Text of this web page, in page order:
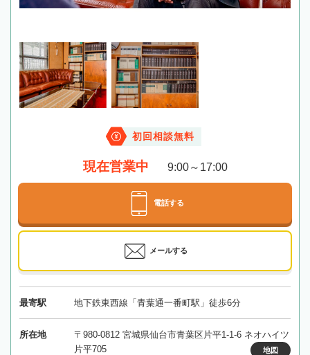
初回相談無料
現在営業中 9:00～17:00
電話する
メールする
最寄駅 地下鉄東西線「青葉通一番町駅」徒歩6分
所在地
〒980-0812 宮城県仙台市青葉区片平1-1-6 ネオハイツ
片平705
地図